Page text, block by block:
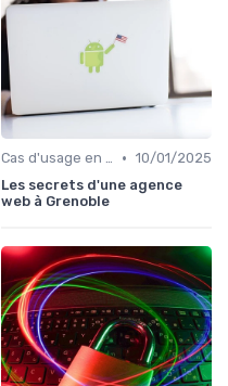
Cas d'usage en entreprise • 10/01/2025
Les secrets d'une agence
web à Grenoble